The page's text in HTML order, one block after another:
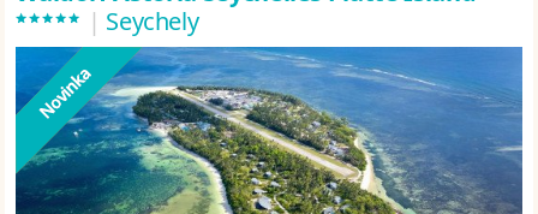
***** | Seychely